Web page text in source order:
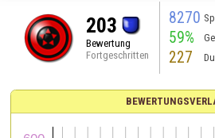
203
Bewertung
Fortgeschritten
8270
59%
227